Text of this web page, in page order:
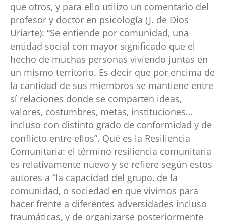
que otros, y para ello utilizo un comentario del
profesor y doctor en psicología (J. de Dios
Uriarte): “Se entiende por comunidad, una
entidad social con mayor significado que el
hecho de muchas personas viviendo juntas en
un mismo territorio. Es decir que por encima de
la cantidad de sus miembros se mantiene entre
sí relaciones donde se comparten ideas,
valores, costumbres, metas, instituciones…
incluso con distinto grado de conformidad y de
conflicto entre ellos”. Qué es la Resiliencia
Comunitaria: el término resiliencia comunitaria
es relativamente nuevo y se refiere según estos
autores a “la capacidad del grupo, de la
comunidad, o sociedad en que vivimos para
hacer frente a diferentes adversidades incluso
traumáticas, y de organizarse posteriormente